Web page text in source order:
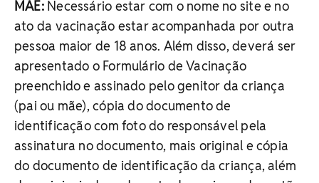
MÃE:Necessário estar com o nome no site e no
ato da vacinação estar acompanhada por outra
pessoa maior de 18 anos. Além disso, deverá ser
apresentado o Formulário de Vacinação
preenchido e assinado pelo genitor da criança
(pai ou mãe), cópia do documento de
identificação com foto do responsável pela
assinatura no documento, mais original e cópia
do documento de identificação da criança, além